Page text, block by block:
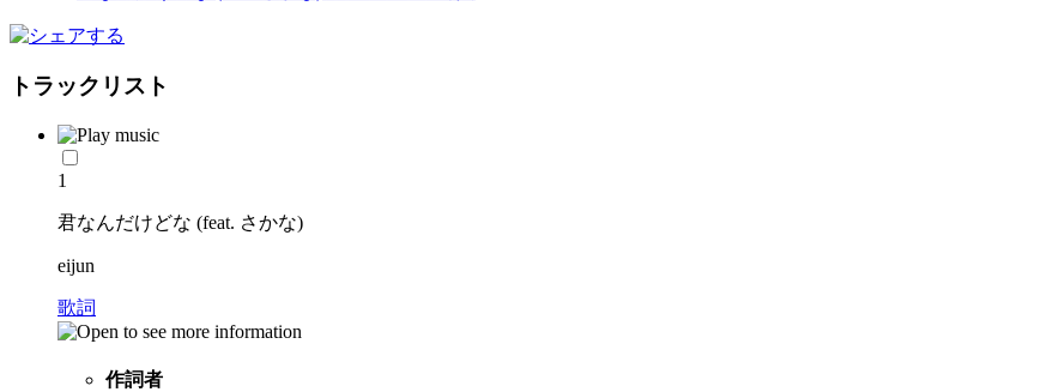
トラックリスト
1
君なんだけどな (feat. さかな)
eijun
歌詞
作詞者